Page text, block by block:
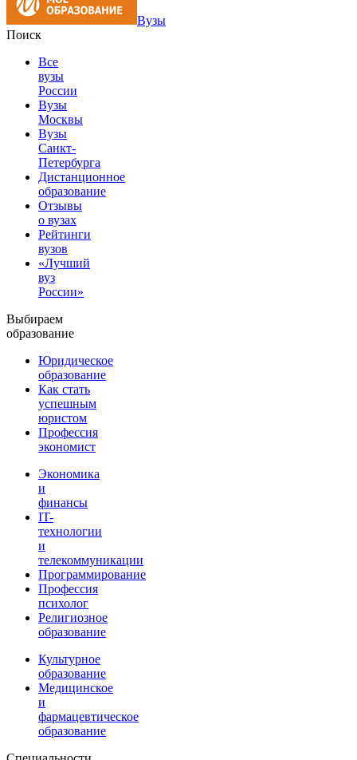
Вузы
Поиск
Все
вузы
России
Вузы
Москвы
Вузы
Санкт-
Петербурга
Дистанционное
образование
Отзывы
о вузах
Рейтинги
вузов
«Лучший
вуз
России»
Выбираем
образование
Юридическое
образование
Как стать
успешным
юристом
Профессия
экономист
Экономика
и
финансы
IT-
технологии
и
телекоммуникации
Программирование
Профессия
психолог
Религиозное
образование
Культурное
образование
Медицинское
и
фармацевтическое
образование